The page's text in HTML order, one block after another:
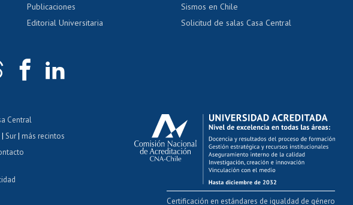
Publicaciones
Editorial Universitaria
Sismos en Chile
Solicitud de salas Casa Central
Central
| Sur| más recintos
Certificación en estándares de igualdad de género